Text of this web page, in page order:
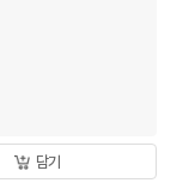
담기